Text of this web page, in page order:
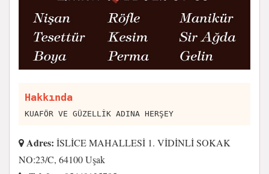
Hakkında
KUAFÖR VE GÜZELLİK ADINA HERŞEY
Adres: İSLİCE MAHALLESİ 1. VİDİNLİ SOKAK
NO:23/C, 64100 Uşak